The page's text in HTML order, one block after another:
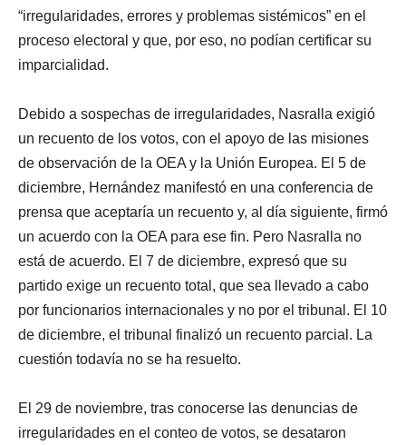
“irregularidades, errores y problemas sistémicos” en el
proceso electoral y que, por eso, no podían certificar su
imparcialidad.
Debido a sospechas de irregularidades, Nasralla exigió
un recuento de los votos, con el apoyo de las misiones
de observación de la OEA y la Unión Europea. El 5 de
diciembre, Hernández manifestó en una conferencia de
prensa que aceptaría un recuento y, al día siguiente, firmó
un acuerdo con la OEA para ese fin. Pero Nasralla no
está de acuerdo. El 7 de diciembre, expresó que su
partido exige un recuento total, que sea llevado a cabo
por funcionarios internacionales y no por el tribunal. El 10
de diciembre, el tribunal finalizó un recuento parcial. La
cuestión todavía no se ha resuelto.
El 29 de noviembre, tras conocerse las denuncias de
irregularidades en el conteo de votos, se desataron